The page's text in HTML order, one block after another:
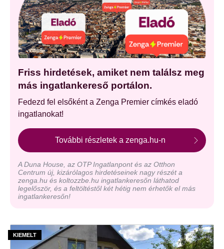
Friss hirdetések, amiket nem találsz meg
más ingatlankereső portálon.
Fedezd fel elsőként a Zenga Premier címkés eladó
ingatlanokat!
További részletek a zenga.hu-n
A Duna House, az OTP Ingatlanpont és az Otthon
Centrum új, kizárólagos hirdetéseinek nagy részét a
zenga.hu és koltozzbe.hu ingatlankeresőn láthatod
legelőször, és a feltöltéstől két hétig nem érhetők el más
ingatlankeresőn!